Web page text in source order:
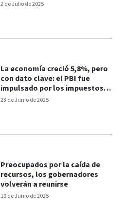
2 de Julio de 2025
23 de Junio de 2025
La economía creció 5,8%, pero
con dato clave: el PBI fue
impulsado por los impuestos y
no por la producción
19 de Junio de 2025
Preocupados por la caída de
recursos, los gobernadores
volverán a reunirse